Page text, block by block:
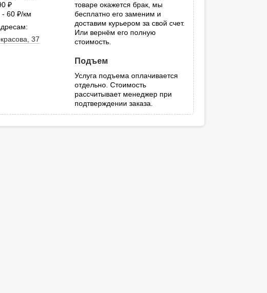
- 60
руб.
/км
37
товаре окажется брак, мы
бесплатно его заменим и
доставим курьером за свой счет.
Или вернём его полную
стоимость.
Подъем
Услуга подъема оплачивается
отдельно. Стоимость
рассчитывает менеджер при
подтверждении заказа.